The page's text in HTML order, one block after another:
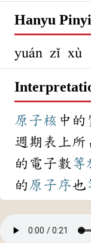
Hanyu
yuán zǐ xù
原子核 中的
週期表上所
的電子數 等
的 原子序也